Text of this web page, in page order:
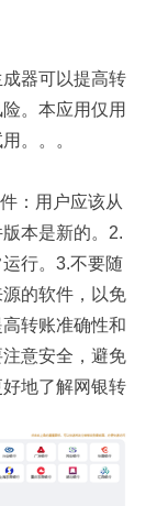
器可以提高转
。本应用仅用
。。。
：用户应该从
本是新的。2.
行。3.不要随
的软件，以免
转账准确性和
意安全，避免
地了解网银转